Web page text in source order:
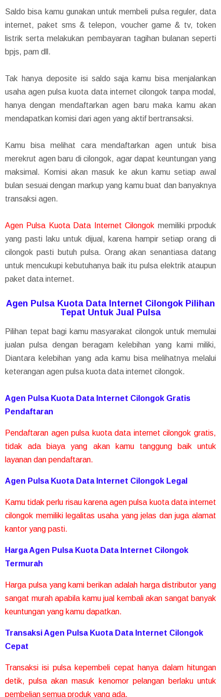
Saldo bisa kamu gunakan untuk membeli pulsa reguler, data
internet, paket sms & telepon, voucher game & tv, token
listrik serta melakukan pembayaran tagihan bulanan seperti
bpjs, pam dll.
Tak hanya deposite isi saldo saja kamu bisa menjalankan
usaha agen pulsa kuota data internet cilongok tanpa modal,
hanya dengan mendaftarkan agen baru maka kamu akan
mendapatkan komisi dari agen yang aktif bertransaksi.
Kamu bisa melihat cara mendaftarkan agen untuk bisa
merekrut agen baru di cilongok, agar dapat keuntungan yang
maksimal. Komisi akan masuk ke akun kamu setiap awal
bulan sesuai dengan markup yang kamu buat dan banyaknya
transaksi agen.
Agen Pulsa Kuota Data Internet Cilongok memiliki prpoduk
yang pasti laku untuk dijual, karena hampir setiap orang di
cilongok pasti butuh pulsa. Orang akan senantiasa datang
untuk mencukupi kebutuhanya baik itu pulsa elektrik ataupun
paket data internet.
Agen Pulsa Kuota Data Internet Cilongok Pilihan
Tepat Untuk Jual Pulsa
Pilihan tepat bagi kamu masyarakat cilongok untuk memulai
jualan pulsa dengan beragam kelebihan yang kami miliki,
Diantara kelebihan yang ada kamu bisa melihatnya melalui
keterangan agen pulsa kuota data internet cilongok.
Agen Pulsa Kuota Data Internet Cilongok Gratis
Pendaftaran
Pendaftaran agen pulsa kuota data internet cilongok gratis,
tidak ada biaya yang akan kamu tanggung baik untuk
layanan dan pendaftaran.
Agen Pulsa Kuota Data Internet Cilongok Legal
Kamu tidak perlu risau karena agen pulsa kuota data internet
cilongok memiliki legalitas usaha yang jelas dan juga alamat
kantor yang pasti.
Harga Agen Pulsa Kuota Data Internet Cilongok
Termurah
Harga pulsa yang kami berikan adalah harga distributor yang
sangat murah apabila kamu jual kembali akan sangat banyak
keuntungan yang kamu dapatkan.
Transaksi Agen Pulsa Kuota Data Internet Cilongok
Cepat
Transaksi isi pulsa kepembeli cepat hanya dalam hitungan
detik, pulsa akan masuk kenomor pelangan berlaku untuk
pembelian semua produk yang ada.